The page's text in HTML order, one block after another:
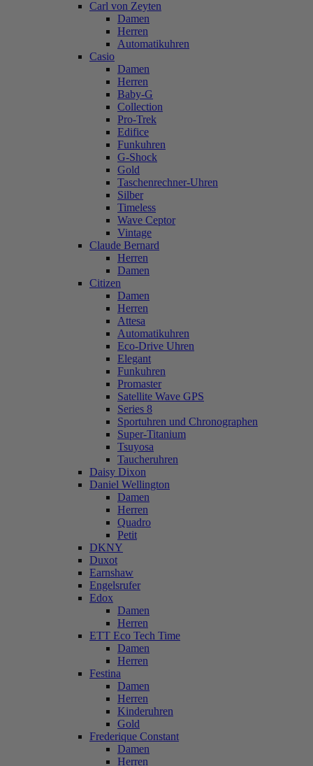
Carl von Zeyten
Damen
Herren
Automatikuhren
Casio
Damen
Herren
Baby-G
Collection
Pro-Trek
Edifice
Funkuhren
G-Shock
Gold
Taschenrechner-Uhren
Silber
Timeless
Wave Ceptor
Vintage
Claude Bernard
Herren
Damen
Citizen
Damen
Herren
Attesa
Automatikuhren
Eco-Drive Uhren
Elegant
Funkuhren
Promaster
Satellite Wave GPS
Series 8
Sportuhren und Chronographen
Super-Titanium
Tsuyosa
Taucheruhren
Daisy Dixon
Daniel Wellington
Damen
Herren
Quadro
Petit
DKNY
Duxot
Earnshaw
Engelsrufer
Edox
Damen
Herren
ETT Eco Tech Time
Damen
Herren
Festina
Damen
Herren
Kinderuhren
Gold
Frederique Constant
Damen
Herren